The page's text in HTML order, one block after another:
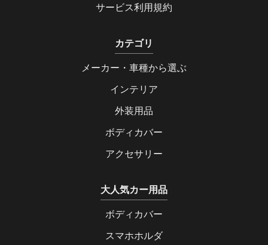
サービス利用規約
カテゴリ
メーカー・車種から選ぶ
インテリア
外装用品
ボディカバー
アクセサリー
大人気カー用品
ボディカバー
スマホホルダ